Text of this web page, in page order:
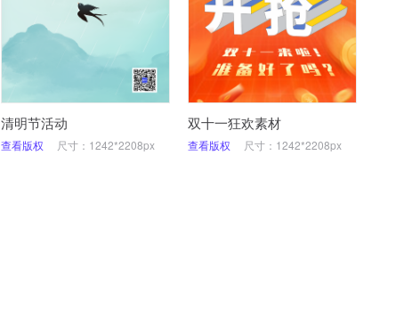
清明节活动
查看版权 尺寸：1242*2208px
双十一狂欢素材
查看版权 尺寸：1242*2208px